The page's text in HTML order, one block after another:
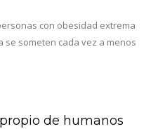
con obesidad extrema
se someten cada vez a menos
de humanos